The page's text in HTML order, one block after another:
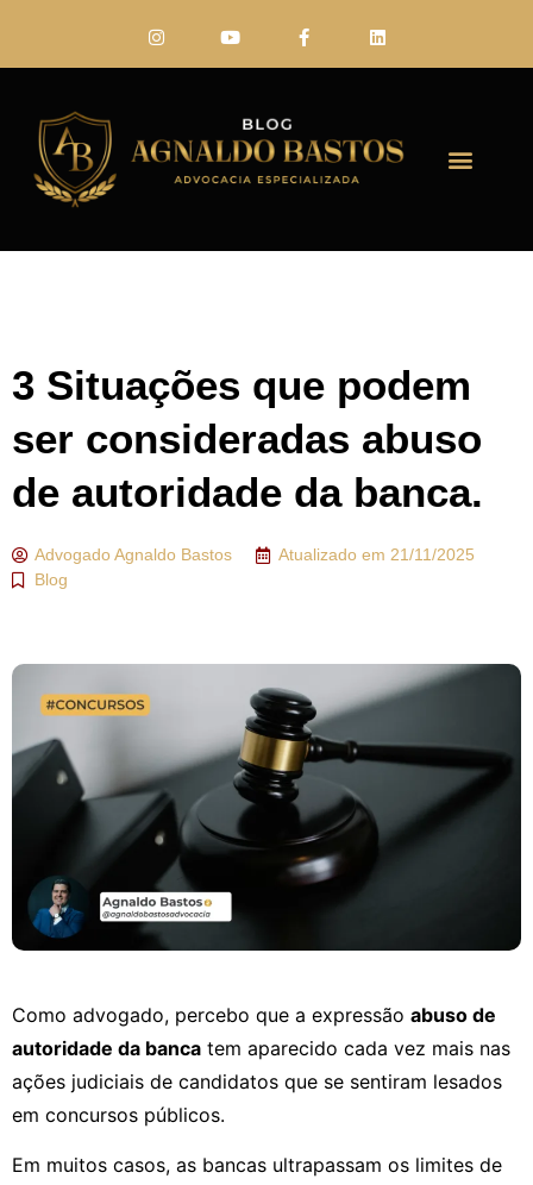
3 Situações que podem
ser consideradas abuso
de autoridade da banca.
AdvogadoAgnaldo Bastos Atualizado em 21/11/2025
Blog
Como advogado, percebo que a expressão abuso de
autoridade da banca tem aparecido cada vez mais nas
ações judiciais de candidatos que se sentiram lesados
em concursos públicos.
Em muitos casos, as bancas ultrapassam os limites de